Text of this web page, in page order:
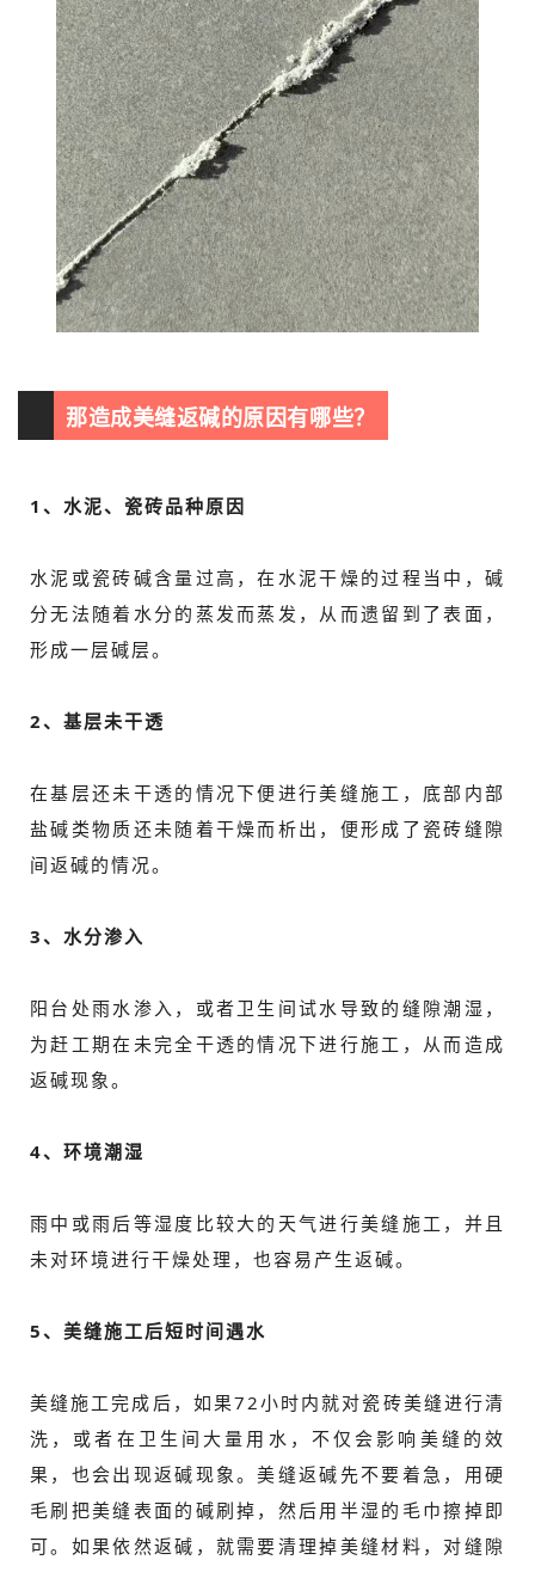
那造成美缝返碱的原因有哪些？
1、水泥、瓷砖品种原因
水泥或瓷砖碱含量过高，在水泥干燥的过程当中，碱
分无法随着水分的蒸发而蒸发，从而遗留到了表面，
形成一层碱层。
2、基层未干透
在基层还未干透的情况下便进行美缝施工，底部内部
盐碱类物质还未随着干燥而析出，便形成了瓷砖缝隙
间返碱的情况。
3、水分渗入
阳台处雨水渗入，或者卫生间试水导致的缝隙潮湿，
为赶工期在未完全干透的情况下进行施工，从而造成
返碱现象。
4、环境潮湿
雨中或雨后等湿度比较大的天气进行美缝施工，并且
未对环境进行干燥处理，也容易产生返碱。
5、美缝施工后短时间遇水
美缝施工完成后，如果72小时内就对瓷砖美缝进行清
洗，或者在卫生间大量用水，不仅会影响美缝的效
果，也会出现返碱现象。美缝返碱先不要着急，用硬
毛刷把美缝表面的碱刷掉，然后用半湿的毛巾擦掉即
可。如果依然返碱，就需要清理掉美缝材料，对缝隙